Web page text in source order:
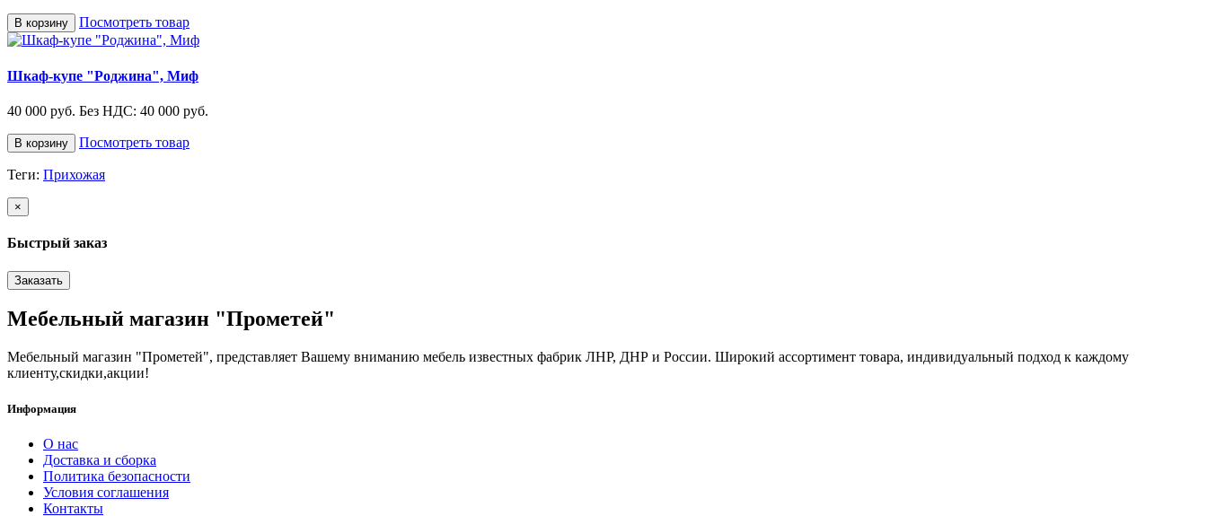
В корзину Посмотреть товар
Шкаф-купе "Роджина", Миф
40 000 руб. Без НДС: 40 000 руб.
В корзину Посмотреть товар
Теги: Прихожая
×
Быстрый заказ
Заказать
Мебельный магазин "Прометей"
Мебельный магазин "Прометей", представляет Вашему вниманию мебель известных фабрик ЛНР, ДНР и России. Широкий ассортимент товара, индивидуальный подход к каждому
клиенту,скидки,акции!
Информация
О нас
Доставка и сборка
Политика безопасности
Условия соглашения
Контакты